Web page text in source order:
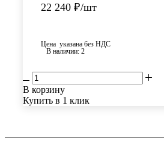
22 240 ₽/шт
Цена указана без НДС
В наличии: 2
В корзину
Купить в 1 клик